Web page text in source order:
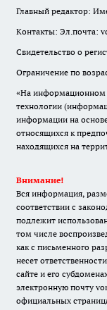
Главный редактор:
Контакты: Эл.почта:
Свидетельство о
Ограничение по
«На информационном
технологии
информации на
относящихся к
находящихся на
Внимание!
Вся информация,
соответствии с
подлежит
том числе
как с письменного
несет
сайте и его
электронную почту
официальных